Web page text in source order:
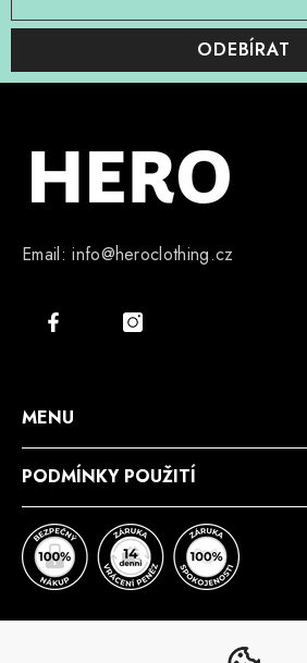
ODEBÍRAT
Email: info@heroclothing.cz
MENU
PODMÍNKY POUŽITÍ